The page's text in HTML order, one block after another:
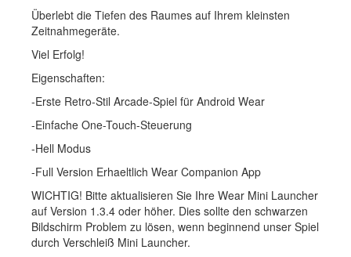
Überlebt die Tiefen des Raumes auf Ihrem kleinsten
Zeitnahmegeräte.
Viel Erfolg!
Eigenschaften:
-Erste Retro-Stil Arcade-Spiel für Android Wear
-Einfache One-Touch-Steuerung
-Hell Modus
-Full Version Erhaeltlich Wear Companion App
WICHTIG! Bitte aktualisieren Sie Ihre Wear Mini Launcher
auf Version 1.3.4 oder höher. Dies sollte den schwarzen
Bildschirm Problem zu lösen, wenn beginnend unser Spiel
durch Verschleiß Mini Launcher.